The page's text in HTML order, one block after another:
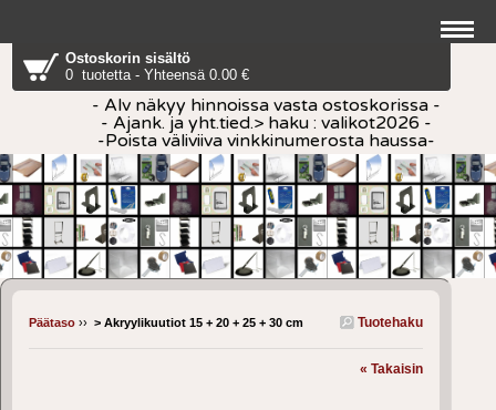
Ostoskorin sisältö
0 tuotetta - Yhteensä 0.00 €
- Alv näkyy hinnoissa vasta ostoskorissa -
- Ajank. ja yht.tied.> haku : valikot2026 -
-Poista väliviiva vinkkinumerosta haussa-
Tuotehaku
Päätaso ›› > Akryylikuutiot 15 + 20 + 25 + 30 cm
« Takaisin